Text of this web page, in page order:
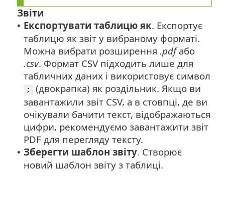
Звіти
• Експортувати таблицю як. Експортує
таблицю як звіт у вибраному форматі.
Можна вибрати розширення .pdfабо
.csv. Формат CSV підходить лише для
табличних даних і використовує символ
;
(двокрапка) як роздільник. Якщо ви
завантажили звіт CSV, а в стовпці, де ви
очікували бачити текст, відображаються
цифри, рекомендуємо завантажити звіт
PDF для перегляду тексту.
• Зберегти шаблон звіту. Створює
новий шаблон звіту з таблиці.